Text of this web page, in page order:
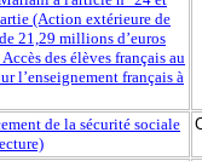
(Action extérieure de
21,29 millions d’euros
des élèves français au
l’enseignement français à
de la sécurité sociale